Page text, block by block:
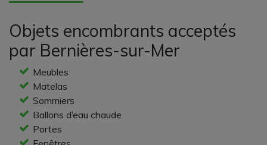
Objets encombrants acceptés
par Bernières-sur-Mer
Meubles
Matelas
Sommiers
Ballons d’eau chaude
Portes